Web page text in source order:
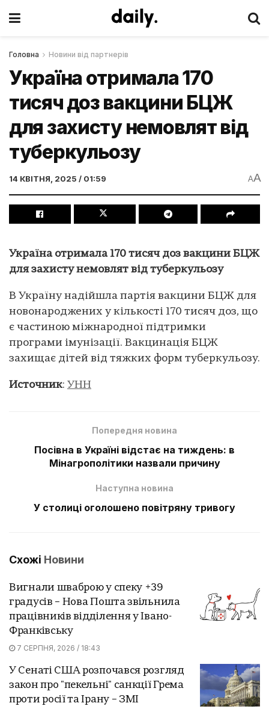
Головна Новини від партнерів
Україна отримала 170
тисяч доз вакцини БЦЖ
для захисту немовлят від
туберкульозу
14 КВІТНЯ, 2025 / 01:59 AA
Україна отримала 170 тисяч доз вакцини БЦЖ
для захисту немовлят від туберкульозу
В Україну надійшла партія вакцини БЦЖ для
новонароджених у кількості 170 тисяч доз, що
є частиною міжнародної підтримки
програми імунізації. Вакцинація БЦЖ
захищає дітей від тяжких форм туберкульозу.
Источник: УНН
Попередня новина
Посівна в Україні відстає на тиждень: в
Мінагрополітики назвали причину
Наступна новина
У столиці оголошено повітряну тривогу
Схожі Новини
Вигнали шваброю у спеку +39
градусів – Нова Пошта звільнила
працівників відділення у Івано-
Франківську
7 СЕРПНЯ, 2026 / 18:43
У Сенаті США розпочався розгляд
закон про "пекельні" санкції Грема
проти росії та Ірану – ЗМІ